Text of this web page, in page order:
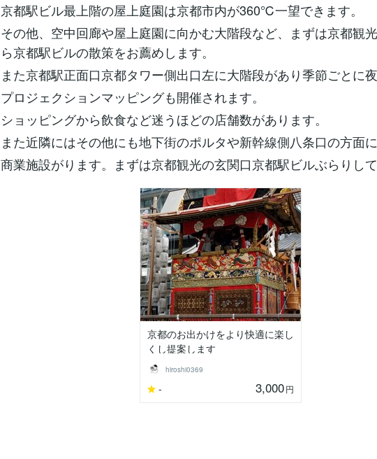
京都駅ビル最上階の屋上庭園は京都市内が360℃一望できます。
その他、空中回廊や屋上庭園に向かむ大階段など、まずは京都観
ら京都駅ビルの散策をお薦めします。
また京都駅正面口京都タワー側出口左に大階段があり季節ごとに
プロジェクションマッピングも開催されます。
ショッピングから飲食など迷うほどの店舗数があります。
また近隣にはその他にも地下街のポルタや新幹線側八条口の方面
商業施設がります。まずは京都観光の玄関口京都駅ビルぶらりし
京都のお出かけをより快適に楽し
くし提案します
hiroshi0369
- 3,000円